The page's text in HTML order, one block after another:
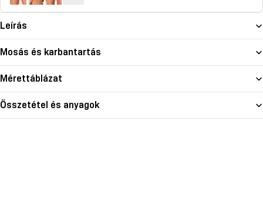
Leírás
Mosás és karbantartás
Mérettáblázat
Összetétel és anyagok